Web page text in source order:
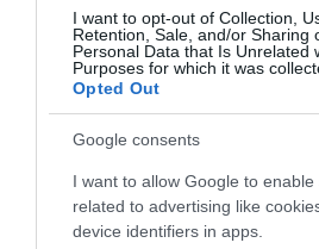
I want to opt-out of Collection,
Retention, Sale, and/or Sharing
Personal Data that Is Unrelated
Purposes for which it was
Opted Out
Google consents
I want to allow Google to enable
related to advertising like
device identifiers in apps.